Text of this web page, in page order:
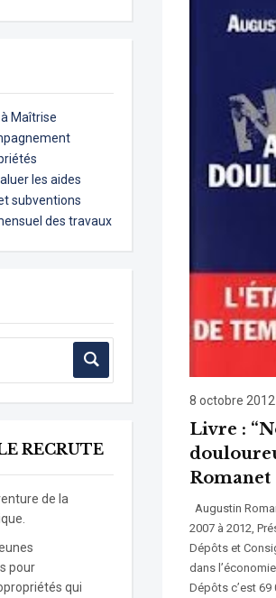
Maîtrise
les aides
subventions
des travaux
RECRUTE
de la
pour
qui
8 octobre 2012
Livre :
Romanet
Augustin
2007 à 2012,
Dépôts et
dans
Dépôts c’est